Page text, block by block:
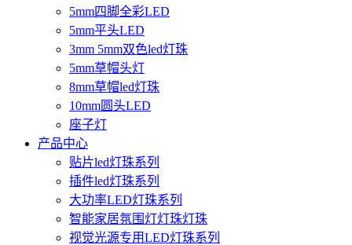
5mm四脚全彩LED
5mm平头LED
3mm 5mm双色led灯珠
5mm草帽头灯
8mm草帽led灯珠
10mm圆头LED
座子灯
产品中心
贴片led灯珠系列
插件led灯珠系列
大功率LED灯珠系列
智能家居氛围灯灯珠灯珠
视觉光源专用LED灯珠系列